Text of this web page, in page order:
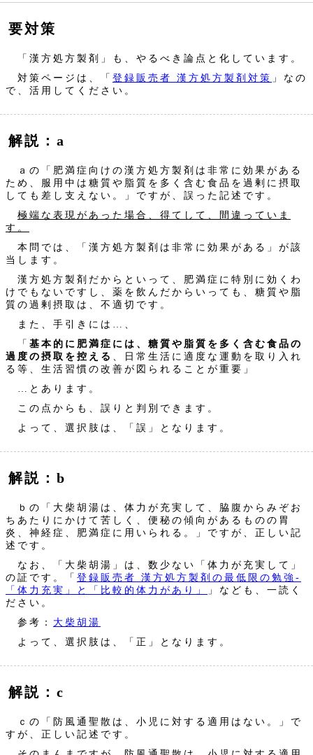
要対策
「漢方処方製剤」も、やるべき論点と化しています。
対策ページは、「 登録販売者 漢方処方製剤対策 」なの
で、活用してください。
解説：a
ａの「肥満症向けの漢方処方製剤は非常に効果がある
ため、服用中は糖質や脂質を多く含む食品を過剰に摂取
しても差し支えない。」ですが、誤った記述です。
極端な表現があった場合、得てして、間違っていま
す。
本問では、「漢方処方製剤は非常に効果がある」が該
当します。
漢方処方製剤だからといって、肥満症に特別に効くわ
けでもないですし、薬を飲んだからいっても、糖質や脂
質の過剰摂取は、不適切です。
また、手引きには…、
「 基本的に肥満症には、糖質や脂質を多く含む食品の
過度の摂取を控える 、日常生活に適度な運動を取り入れ
る等、生活習慣の改善が図られることが重要」
…とあります。
この点からも、誤りと判別できます。
よって、選択肢は、「誤」となります。
解説：b
ｂの「大柴胡湯は、体力が充実して、脇腹からみぞお
ちあたりにかけて苦しく、便秘の傾向があるものの胃
炎、神経症、肥満症に用いられる。」ですが、正しい記
述です。
なお、「大柴胡湯」は、数少ない「体力が充実して」
の証です。「 登録販売者 漢方処方製剤の最低限の勉強‐
「体力充実」と「比較的体力があり」
」なども、一読く
ださい。
参考： 大柴胡湯
よって、選択肢は、「正」となります。
解説：c
ｃの「防風通聖散は、小児に対する適用はない。」で
すが、正しい記述です。